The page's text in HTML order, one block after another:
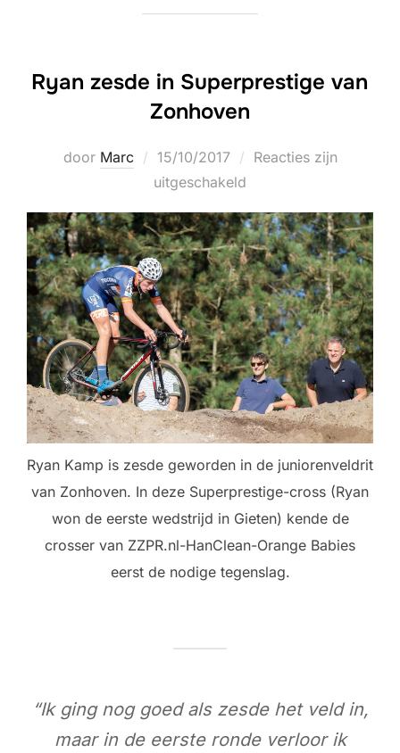
Ryan zesde in Superprestige van
Zonhoven
door Marc
Geplaatst
op
15/10/2017
Reacties zijn
uitgeschakeld
Ryan Kamp is zesde geworden in de juniorenveldrit
van Zonhoven. In deze Superprestige-cross (Ryan
won de eerste wedstrijd in Gieten) kende de
crosser van ZZPR.nl-HanClean-Orange Babies
eerst de nodige tegenslag.
“Ik ging nog goed als zesde het veld in,
maar in de eerste ronde verloor ik